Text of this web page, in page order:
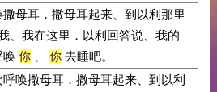
母耳．撒母耳起来、到以利那里
、我在这里．以利回答说、我的
唤 你、 你去睡吧。
唤撒母耳．撒母耳起来、到以利